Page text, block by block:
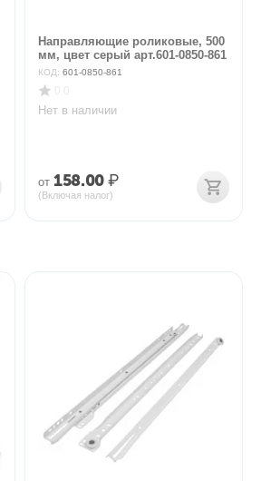
Направляющие роликовые, 500
мм, цвет серый арт.601-0850-861
КОД: 601-0850-861
Нет в наличии
от 158.00₽
(Включая налог)